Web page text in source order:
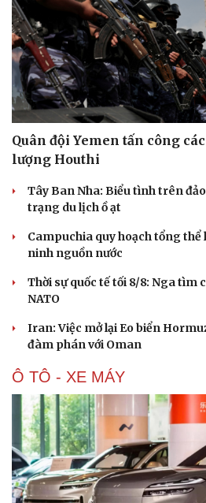
Tư vấn
Săn Tour
check-in
Quân đội Yemen tấn công
lượng Houthi
Tây Ban Nha: Biểu tình trên
trạng du lịch ồ ạt
Campuchia quy hoạch tổng thể
ninh nguồn nước
Thời sự quốc tế tối 8/8: Nga tìm
NATO
Iran: Việc mở lại Eo biển
đàm phán với Oman
Ô TÔ - XE MÁY